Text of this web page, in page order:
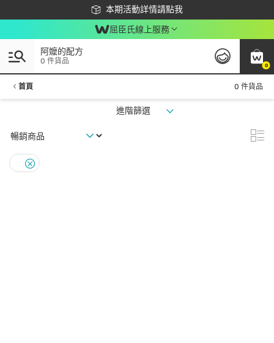
本期活動詳情請點我
下載app最高回饋$350
屈臣氏線上服務
0
阿嬤的配方
0 件貨品
首頁 0 件貨品
進階篩選